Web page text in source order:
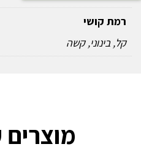
רמת קושי
קל, בינוני, קשה